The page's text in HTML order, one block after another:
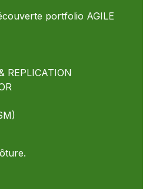
portfolio AGILE
REPLICATION